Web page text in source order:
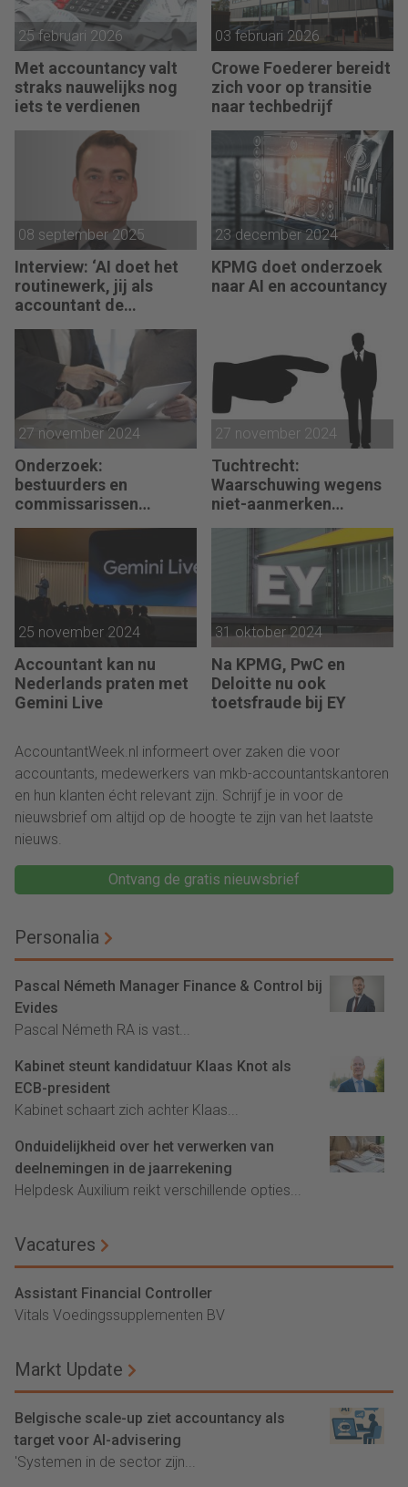
25 februari 2026
Met accountancy valt
straks nauwelijks nog
iets te verdienen
03 februari 2026
Crowe Foederer bereidt
zich voor op transitie
naar techbedrijf
08 september 2025
Interview: ‘AI doet het
routinewerk, jij als
accountant de
23 december 2024
KPMG doet onderzoek
naar AI en accountancy
27 november 2024
Onderzoek:
bestuurders en
commissarissen
27 november 2024
Tuchtrecht:
Waarschuwing wegens
niet-aanmerken
‘significante
aangelegenheid’
25 november 2024
Accountant kan nu
Nederlands praten met
Gemini Live
31 oktober 2024
Na KPMG, PwC en
Deloitte nu ook
toetsfraude bij EY
AccountantWeek.nl informeert over zaken die voor
accountants, medewerkers van mkb-accountantskantoren
en hun klanten écht relevant zijn. Schrijf je in voor de
nieuwsbrief om altijd op de hoogte te zijn van het laatste
nieuws.
Ontvang de gratis nieuwsbrief
Personalia
Pascal Németh Manager Finance & Control bij
Evides
Pascal Németh RA is vast...
Kabinet steunt kandidatuur Klaas Knot als
ECB-president
Kabinet schaart zich achter Klaas...
Onduidelijkheid over het verwerken van
deelnemingen in de jaarrekening
Helpdesk Auxilium reikt verschillende opties...
Vacatures
Assistant Financial Controller
Vitals Voedingssupplementen BV
Markt Update
Belgische scale-up ziet accountancy als
target voor AI-advisering
'Systemen in de sector zijn...